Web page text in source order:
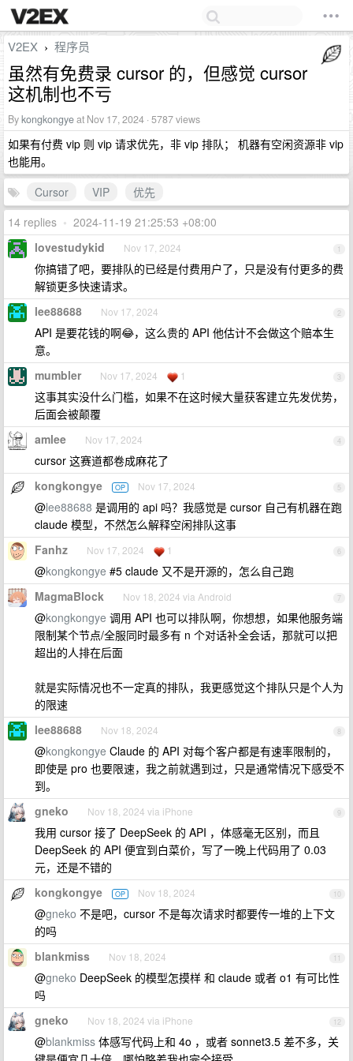
V2EX › 程序员
虽然有免费录 cursor 的，但感觉 cursor
这机制也不亏
Bykongkongyeat Nov 17, 2024 · 5787 views
如果有付费 vip 则 vip 请求优先，非 vip 排队； 机器有空闲资源非 vip
也能用。
Cursor
VIP
优先
14 replies • 2024-11-19 21:25:53 +08:00
1
lovestudykid Nov 17, 2024
你搞错了吧，要排队的已经是付费用户了，只是没有付更多的费
解锁更多快速请求。
2
lee88688 Nov 17, 2024
API 是要花钱的啊😂，这么贵的 API 他估计不会做这个赔本生
意。
3
mumbler Nov 17, 2024 1
这事其实没什么门槛，如果不在这时候大量获客建立先发优势，
后面会被颠覆
4
amlee Nov 17, 2024
cursor 这赛道都卷成麻花了
5
kongkongye OP Nov 17, 2024
@lee88688 是调用的 api 吗？我感觉是 cursor 自己有机器在跑
claude 模型，不然怎么解释空闲排队这事
6
Fanhz Nov 17, 2024 1
@kongkongye #5 claude 又不是开源的，怎么自己跑
7
MagmaBlock Nov 18, 2024 via Android
@kongkongye 调用 API 也可以排队啊，你想想，如果他服务端
限制某个节点/全服同时最多有 n 个对话补全会话，那就可以把
超出的人排在后面
就是实际情况也不一定真的排队，我更感觉这个排队只是个人为
的限速
8
lee88688 Nov 18, 2024
@kongkongye Claude 的 API 对每个客户都是有速率限制的，
即使是 pro 也要限速，我之前就遇到过，只是通常情况下感受不
到。
9
gneko Nov 18, 2024 via iPhone
我用 cursor 接了 DeepSeek 的 API ，体感毫无区别，而且
DeepSeek 的 API 便宜到白菜价，写了一晚上代码用了 0.03
元，还是不错的
10
kongkongye OP Nov 18, 2024
@gneko 不是吧，cursor 不是每次请求时都要传一堆的上下文
的吗
11
blankmiss Nov 18, 2024
@gneko DeepSeek 的模型怎摸样 和 claude 或者 o1 有可比性
吗
12
gneko Nov 18, 2024 via iPhone
@blankmiss 体感写代码上和 4o ，或者 sonnet3.5 差不多，关